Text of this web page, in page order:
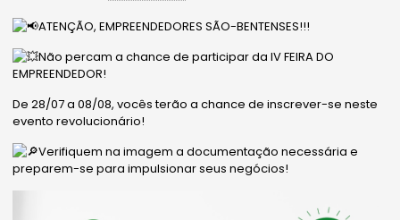
ATENÇÃO, EMPREENDEDORES SÃO-BENTENSES!!!
Não percam a chance de participar da IV FEIRA DO
EMPREENDEDOR!
De 28/07 a 08/08, vocês terão a chance de inscrever-se neste
evento revolucionário!
Verifiquem na imagem a documentação necessária e
preparem-se para impulsionar seus negócios!